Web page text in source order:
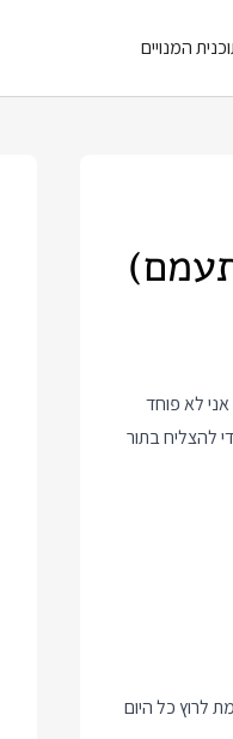
המנויים
לא פוחד
להצליח בתור
לרוץ כל היום